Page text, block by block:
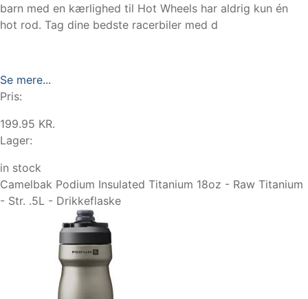
barn med en kærlighed til Hot Wheels har aldrig kun én
hot rod. Tag dine bedste racerbiler med d
Se mere...
Pris:
199.95 KR.
Lager:
in stock
Camelbak Podium Insulated Titanium 18oz - Raw Titanium
- Str. .5L - Drikkeflaske